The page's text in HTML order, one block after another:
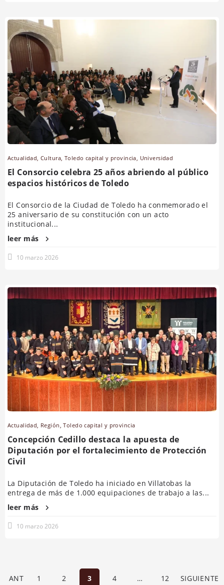
Actualidad ,Cultura Toledo capital y provincia Universidad
El Consorcio celebra 25 años abriendo al público
espacios históricos de Toledo
El Consorcio de la Ciudad de Toledo ha conmemorado el
25 aniversario de su constitución con un acto
institucional...
leer más
10 marzo 2026
Actualidad, Región,Toledo capital y provincia
Concepción Cedillo destaca la apuesta de
Diputación por el fortalecimiento de Protección
Civil
La Diputación de Toledo ha iniciado en Villatobas la
entrega de más de 1.000 equipaciones de trabajo a las...
leer más
10 marzo 2026
ANT 1 2 3 4 … 12 SIGUIENTE